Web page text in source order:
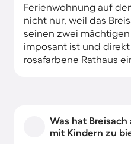
Ferienwohnung auf
nicht nur, weil das
seinen zwei
imposant ist und
rosafarbene Rathaus
Grenze macht Lust
Stadt am Fuße des
Was hat
mit Kindern zu